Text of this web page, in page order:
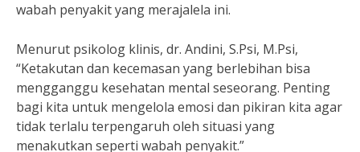
wabah penyakit yang merajalela ini.
Menurut psikolog klinis, dr. Andini, S.Psi, M.Psi,
“Ketakutan dan kecemasan yang berlebihan bisa
mengganggu kesehatan mental seseorang. Penting
bagi kita untuk mengelola emosi dan pikiran kita agar
tidak terlalu terpengaruh oleh situasi yang
menakutkan seperti wabah penyakit.”